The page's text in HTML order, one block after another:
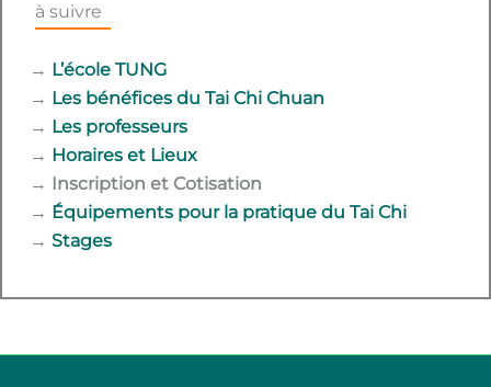
à suivre
→ L’école TUNG
→ Les bénéfices du Tai Chi Chuan
→ Les professeurs
→ Horaires et Lieux
→ Inscription et Cotisation
→ Équipements pour la pratique du Tai Chi
→ Stages